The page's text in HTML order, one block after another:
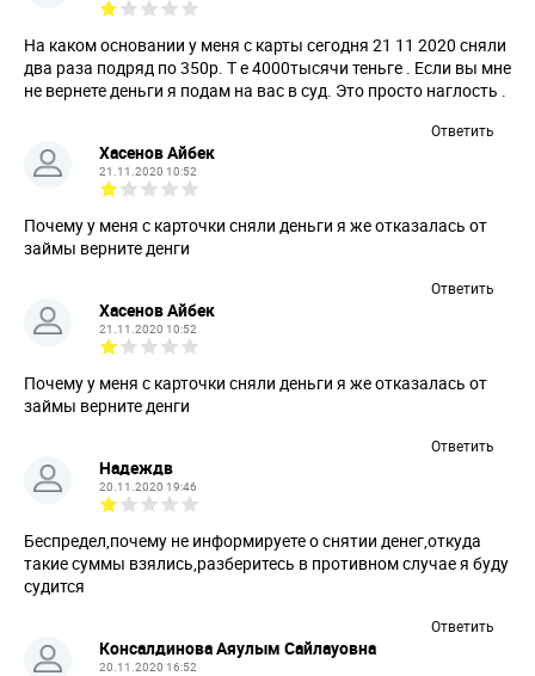
На каком основании у меня с карты сегодня 21 11 2020 сняли
два раза подряд по 350р. Т е 4000тысячи теньге . Если вы мне
не вернете деньги я подам на вас в суд. Это просто наглость .
Ответить
Хасенов Айбек
21.11.2020 10:52
Почему у меня с карточки сняли деньги я же отказалась от
займы верните денги
Ответить
Хасенов Айбек
21.11.2020 10:52
Почему у меня с карточки сняли деньги я же отказалась от
займы верните денги
Ответить
Надеждв
20.11.2020 19:46
Беспредел,почему не информируете о снятии денег,откуда
такие суммы взялись,разберитесь в противном случае я буду
судится
Ответить
Консалдинова Аяулым Сайлауовна
20.11.2020 16:52